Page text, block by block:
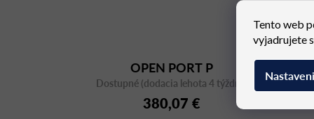
Tento web
vyjadrujete
OPEN PORT P
Dostupné (dodacia lehota 4 týždne)
380,07 €